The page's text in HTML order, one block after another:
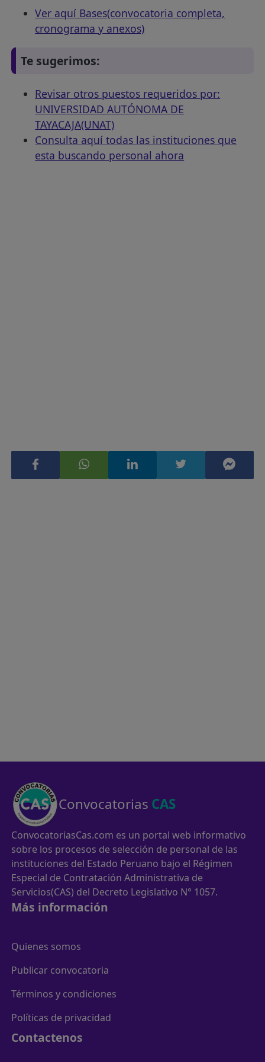
Ver aquí Bases(convocatoria completa,
cronograma y anexos)
Te sugerimos:
Revisar otros puestos requeridos por:
UNIVERSIDAD AUTÓNOMA DE
TAYACAJA(UNAT)
Consulta aquí todas las instituciones que
esta buscando personal ahora
Convocatorias CAS
ConvocatoriasCas.com es un portal web informativo
sobre los procesos de selección de personal de las
instituciones del Estado Peruano bajo el Régimen
Especial de Contratación Administrativa de
Servicios(CAS) del Decreto Legislativo N° 1057.
Más información
Quienes somos
Publicar convocatoria
Términos y condiciones
Políticas de privacidad
Contactenos